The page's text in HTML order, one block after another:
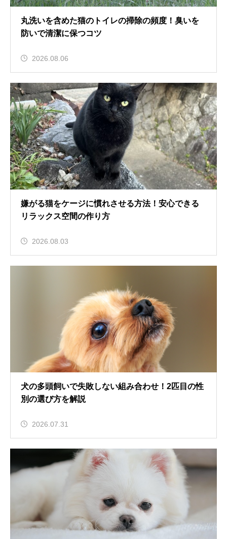
丸洗いを含めた猫のトイレの掃除の頻度！臭いを
防いで清潔に保つコツ
2026.08.06
嫌がる猫をケージに慣れさせる方法！安心できる
リラックス空間の作り方
2026.08.03
犬の多頭飼いで失敗しない組み合わせ！2匹目の性
別の選び方を解説
2026.07.31